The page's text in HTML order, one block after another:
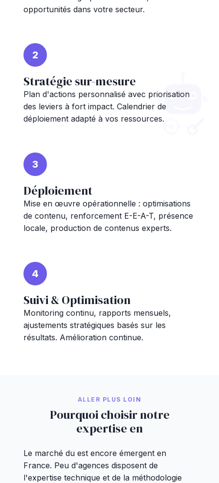
opportunités dans votre secteur.
2
Stratégie sur-mesure
Plan d'actions personnalisé avec priorisation
des leviers à fort impact. Calendrier de
déploiement adapté à vos ressources.
3
Déploiement
Mise en œuvre opérationnelle : optimisations
de contenu, renforcement E-E-A-T, présence
locale, production de contenus experts.
4
Suivi & Optimisation
Monitoring continu, rapports mensuels,
ajustements stratégiques basés sur les
résultats. Amélioration continue.
ALLER PLUS LOIN
Pourquoi choisir notre
expertise en
Le marché du est encore émergent en
France. Peu d'agences disposent de
l'expertise technique et de la méthodologie